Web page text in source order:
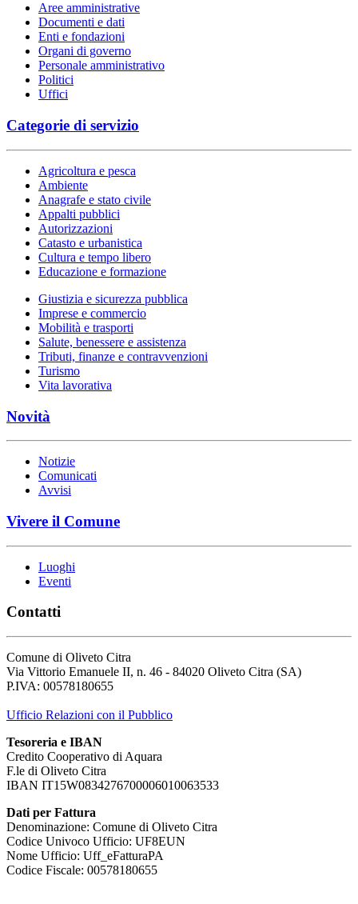
Aree amministrative
Documenti e dati
Enti e fondazioni
Organi di governo
Personale amministrativo
Politici
Uffici
Categorie di servizio
Agricoltura e pesca
Ambiente
Anagrafe e stato civile
Appalti pubblici
Autorizzazioni
Catasto e urbanistica
Cultura e tempo libero
Educazione e formazione
Giustizia e sicurezza pubblica
Imprese e commercio
Mobilità e trasporti
Salute, benessere e assistenza
Tributi, finanze e contravvenzioni
Turismo
Vita lavorativa
Novità
Notizie
Comunicati
Avvisi
Vivere il Comune
Luoghi
Eventi
Contatti
Comune di Oliveto Citra
Via Vittorio Emanuele II, n. 46 - 84020 Oliveto Citra (SA)
P.IVA: 00578180655
Ufficio Relazioni con il Pubblico
Tesoreria e IBAN
Credito Cooperativo di Aquara
F.le di Oliveto Citra
IBAN IT15W0834276700006010063533
Dati per Fattura
Denominazione: Comune di Oliveto Citra
Codice Univoco Ufficio: UF8EUN
Nome Ufficio: Uff_eFatturaPA
Codice Fiscale: 00578180655